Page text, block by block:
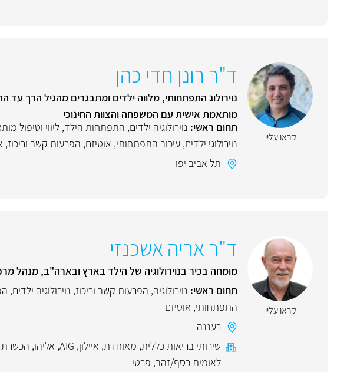
קראו עליי
ד"ר רונן חדי כהן
נוירולוג התפתחותי, מלווה ילדים ומתבגרים מהגיל הרך עד
מותאמת אישית עם המשפחה והצוות החינוכי
תחום ראשי: נוירולוגיה ילדים, התפתחות הילד, ליווי וטיפול
נוירולוגי ילדים, עיכוב התפתחותי, אוטיזם, הפרעות קשב וריכוז,
תל אביב יפו
קראו עליי
ד"ר אריה אשכנזי
מומחה בכיר בנוירולוגיה של הילד בארץ ובארה"ב, מנהל
תחום ראשי: נוירולוגיה, הפרעות קשב וריכוז, נוירולוגיה ילדים,
התפתחותי, אוטיזם
רעננה
שירותי בריאות כללית, מאוחדת, איילון,
AIG
, אליהו, הכשרת
לאומית כסף/זהב, פרטי